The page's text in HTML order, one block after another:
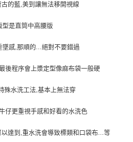
的藍,美到讓無法移開視線
型是直筒中高腰版
墜感,那順的...絕對不要錯過
後程序會上漿定型像麻布袋一般硬
殊水洗工法,基本上無法穿
仔更重視手感和好看的水洗色
達到,重水洗會導致標類和口袋布...等